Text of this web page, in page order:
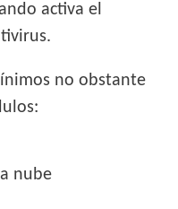
activa el
no obstante
nube